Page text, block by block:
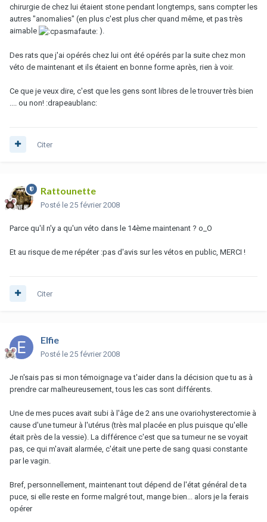
chirurgie de chez lui étaient stone pendant longtemps, sans compter les
autres "anomalies" (en plus c'est plus cher quand même, et pas très
aimable
).
Des rats que j'ai opérés chez lui ont été opérés par la suite chez mon
véto de maintenant et ils étaient en bonne forme après, rien à voir.
Ce que je veux dire, c'est que les gens sont libres de le trouver très bien
.... ou non! :drapeaublanc:
Citer
Rattounette
Posté le 25 février 2008
Parce qu'il n'y a qu'un véto dans le 14ème maintenant ? o_O
Et au risque de me répéter :pas d'avis sur les vétos en public, MERCI !
Citer
Elfie
Posté le 25 février 2008
Je n'sais pas si mon témoignage va t'aider dans la décision que tu as à
prendre car malheureusement, tous les cas sont différents.
Une de mes puces avait subi à l'âge de 2 ans une ovariohysterectomie à
cause d'une tumeur à l'utérus (très mal placée en plus puisque qu'elle
était près de la vessie). La différence c'est que sa tumeur ne se voyait
pas, ce qui m'avait alarmée, c'était une perte de sang quasi constante
par le vagin.
Bref, personnellement, maintenant tout dépend de l'état général de ta
puce, si elle reste en forme malgré tout, mange bien... alors je la ferais
opérer